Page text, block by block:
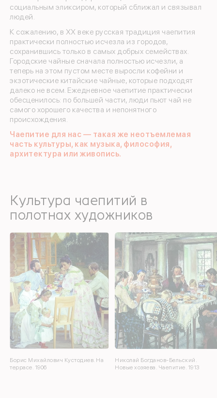
социальным эликсиром, который сближал и связывал
людей.
К сожалению, в XX веке русская традиция чаепития
практически полностью исчезла из городов,
сохранившись только в самых добрых семействах.
Городские чайные сначала полностью исчезли, а
теперь на этом пустом месте выросли кофейни и
экзотические китайские чайные, которые подходят
далеко не всем. Ежедневное чаепитие практически
обесценилось: по большей части, люди пьют чай не
самого хорошего качества и непонятного
происхождения.
Чаепитие для нас — такая же неотъемлемая
часть культуры, как музыка, философия,
архитектура или живопись.
Культура чаепитий в
полотнах художников
Борис Михайлович Кустодиев. На
террасе. 1906
Николай Богданов-Бельский.
Новые хозяева. Чаепитие. 1913